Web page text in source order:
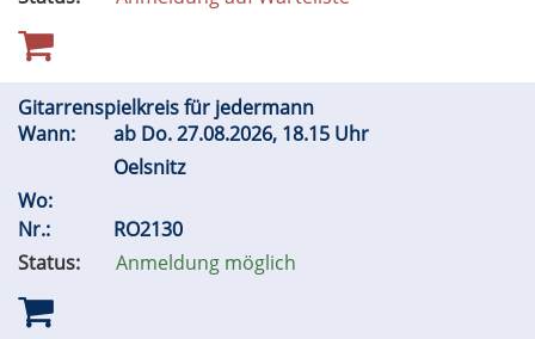
Gitarrenspielkreis für jedermann
Wann:
ab Do.27.08.2026, 18.15 Uhr
Oelsnitz
Wo:
Nr.:
RO2130
Status:
Anmeldung möglich